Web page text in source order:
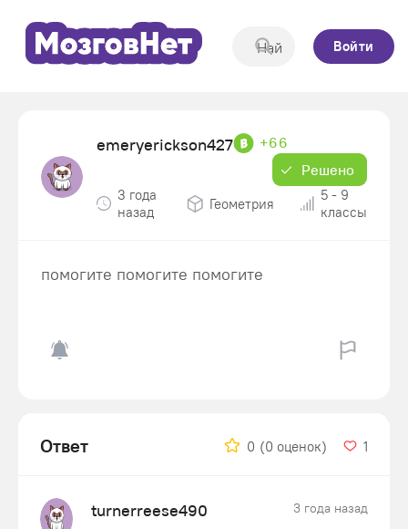
Войти
emeryerickson427
+66
Решено
3 года
назад
Геометрия
5 - 9
классы
помогите помогите помогите
Ответ 0 (0 оценок) 1
turnerreese490 3 года назад